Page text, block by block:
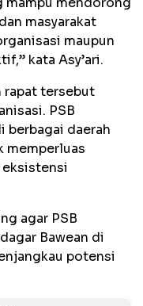
masyarakat
maupun
kata Asy’ari.
rapat tersebut
PSB
berbagai daerah
memperluas
agar PSB
Bawean di
potensi